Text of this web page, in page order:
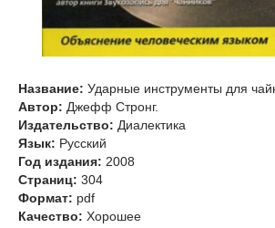
Название: Ударные инструменты для
Автор: Джефф Стронг.
Издательство: Диалектика
Язык: Русский
Год издания: 2008
Страниц: 304
Формат: pdf
Качество: Хорошее